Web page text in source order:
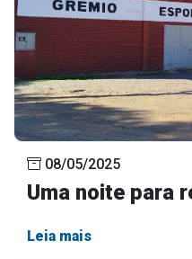
08/05/2025
Uma noite para
Leia mais